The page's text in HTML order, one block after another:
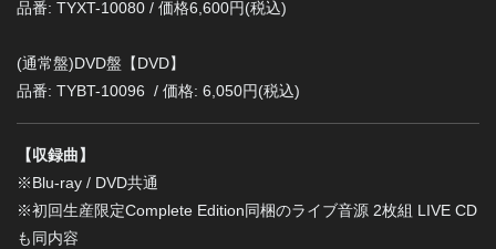
品番: TYXT-10080 / 価格6,600円(税込)
(通常盤)DVD盤【DVD】
品番: TYBT-10096 / 価格: 6,050円(税込)
【収録曲】
※Blu-ray / DVD共通
※初回生産限定Complete Edition同梱のライブ音源 2枚組 LIVE CD
も同内容